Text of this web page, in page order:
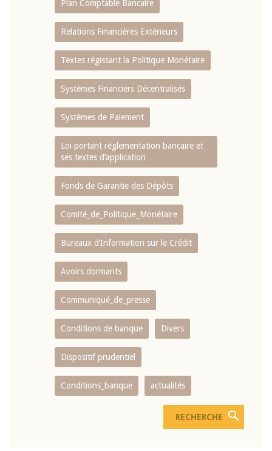
Plan Comptable Bancaire
Relations Financières Extérieurs
Textes régissant la Politique Monétaire
Systèmes Financiers Décentralisés
Systèmes de Paiement
Loi portant réglementation bancaire et
ses textes d’application
Fonds de Garantie des Dépôts
Comité_de_Politique_Monétaire
Bureaux d’Information sur le Crédit
Avoirs dormants
Communiqué_de_presse
Conditions de banque Divers
Dispositif prudentiel
Conditions_banque actualités